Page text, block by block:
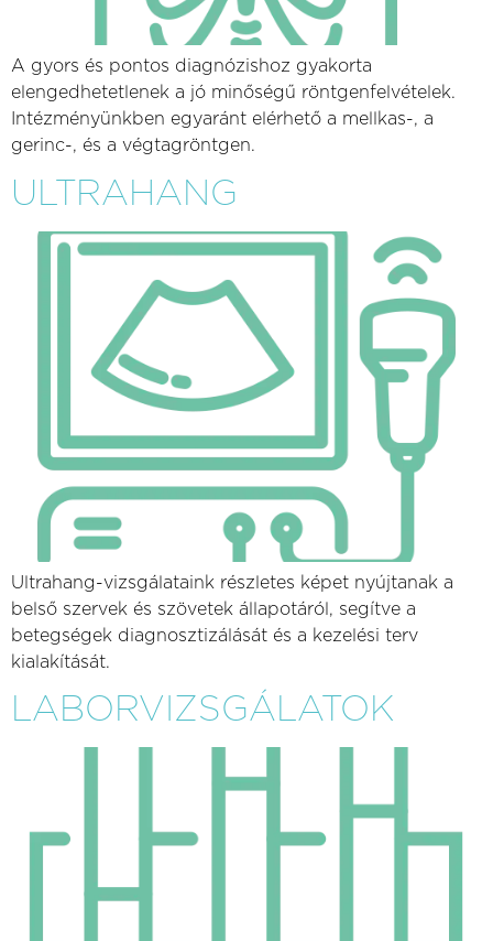
A gyors és pontos diagnózishoz gyakorta
elengedhetetlenek a jó minőségű röntgenfelvételek.
Intézményünkben egyaránt elérhető a mellkas-, a
gerinc-, és a végtagröntgen.
ULTRAHANG
Ultrahang-vizsgálataink részletes képet nyújtanak a
belső szervek és szövetek állapotáról, segítve a
betegségek diagnosztizálását és a kezelési terv
kialakítását.
LABORVIZSGÁLATOK